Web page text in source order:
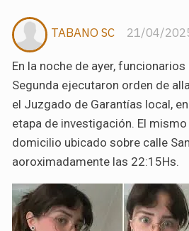
En la noche de ayer,
Segunda ejecutaron orden de
el Juzgado de Garantías local,
etapa de investigación. El
domicilio ubicado sobre calle
aoroximadamente las 22:15Hs.
21/04/
TABANO SC